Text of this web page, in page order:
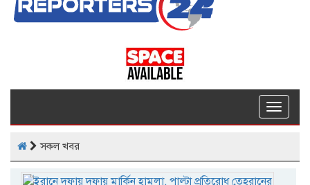
Toggle
সকল খবর